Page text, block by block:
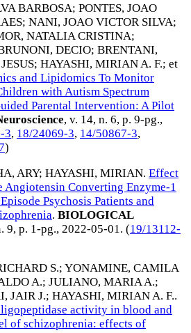
BARBOSA; PONTES, JOAO
; NANI, JOAO VICTOR SILVA;
NATALIA CRISTINA;
DECIO; BRENTANI,
; HAYASHI, MIRIAN A. F.; et
and Lipidomics To Monitor
with Autism Spectrum
Parental Intervention: A Pilot
, v. 14, n. 6, p. 9-pg.,
3, 18/24069-3, 14/50867-3,
)
ARY; HAYASHI, MIRIAN. Effect
Converting Enzyme-1
Psychosis Patients and
. BIOLOGICAL
9, p. 1-pg., 2022-05-01 . (19/13112-
S.; YONAMINE, CAMILA
A.; JULIANO, MARIA A.;
JAIR J.; HAYASHI, MIRIAN A. F..
activity in blood and
of schizophrenia: effects of